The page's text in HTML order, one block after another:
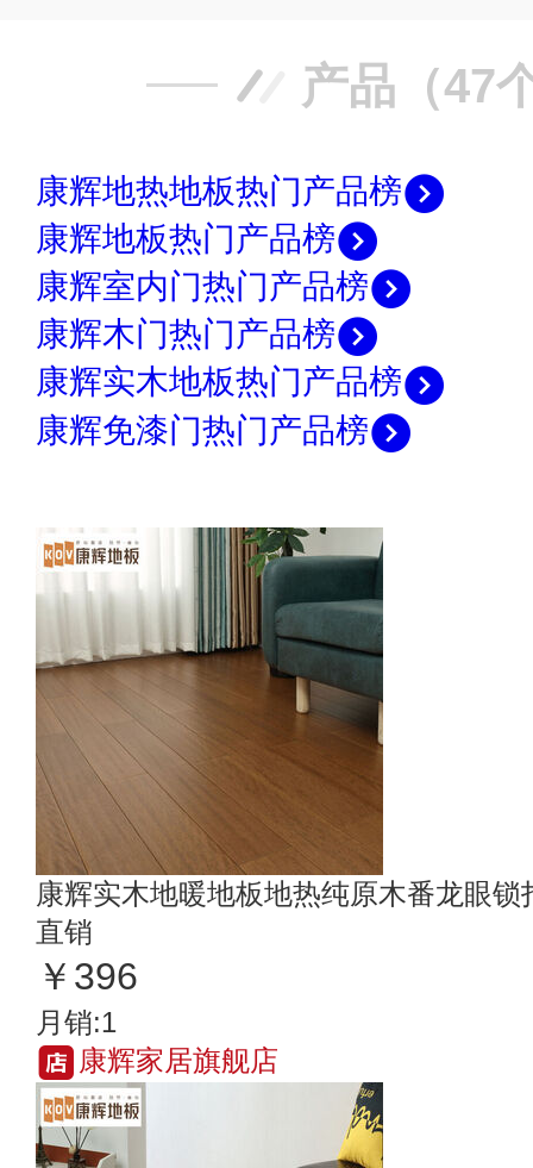
产品（47
康辉地热地板热门产品榜
康辉地板热门产品榜
康辉室内门热门产品榜
康辉木门热门产品榜
康辉实木地板热门产品榜
康辉免漆门热门产品榜
康辉实木地暖地板地热纯原木番龙眼
直销
￥396
月销:1
康辉家居旗舰店